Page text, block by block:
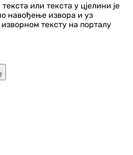
или текста у цјелини је
навођење извора и уз
тексту на порталу